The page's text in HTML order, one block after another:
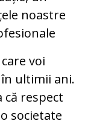
noastre
voi
ultimii ani.
că respect
societate